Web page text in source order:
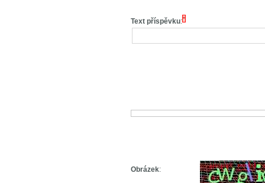
Text příspěvku:*
Obrázek: